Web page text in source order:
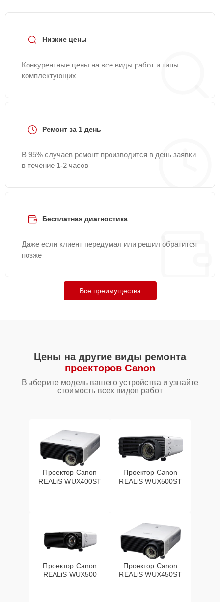
Низкие цены
Конкурентные цены на все виды работ и типы
комплектующих
Ремонт за 1 день
В 95% случаев ремонт производится в день заявки
в течение 1-2 часов
Бесплатная диагностика
Даже если клиент передумал или решил обратится
позже
Все преимущества
Цены на другие виды ремонта
проекторов Canon
Выберите модель вашего устройства и узнайте
стоимость всех видов работ
Проектор Canon
REALiS WUX400ST
Проектор Canon
REALiS WUX500ST
Проектор Canon
REALiS WUX500
Проектор Canon
REALiS WUX450ST